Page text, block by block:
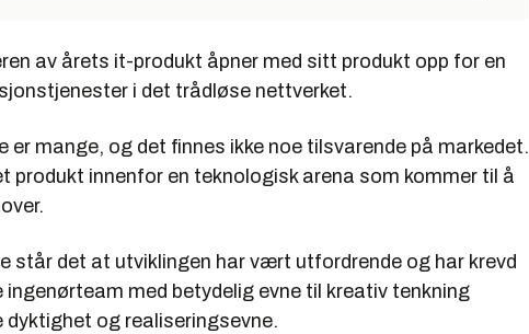
av årets it-produkt åpner med sitt produkt opp for en
i det trådløse nettverket.
er mange, og det finnes ikke noe tilsvarende på markedet.
produkt innenfor en teknologisk arena som kommer til å
står det at utviklingen har vært utfordrende og har krevd
med betydelig evne til kreativ tenkning
dyktighet og realiseringsevne.